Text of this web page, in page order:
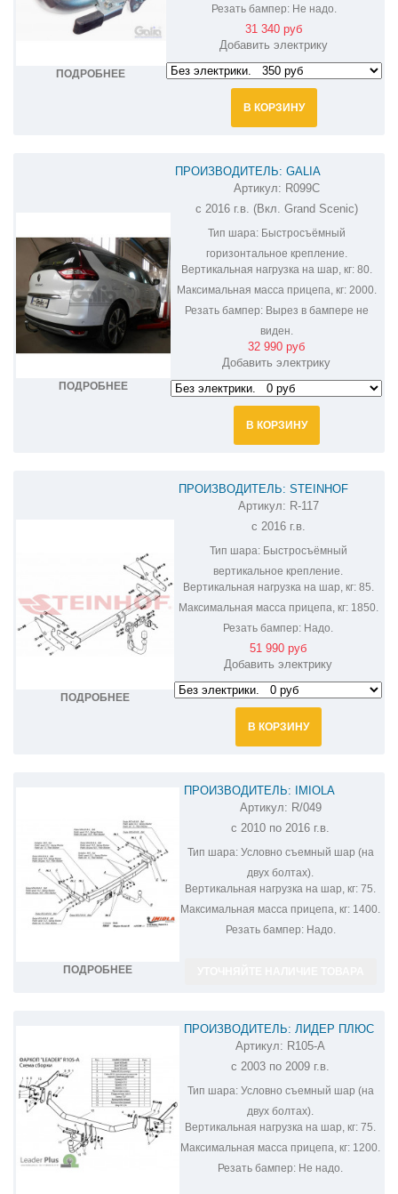
ПОДРОБНЕЕ
Резать бампер:Не надо.
31 340 руб
Добавить электрику
В КОРЗИНУ
ПОДРОБНЕЕ
ПРОИЗВОДИТЕЛЬ: GALIA
ФАРКОП НА RENAULT SCENIC R099C
Артикул: R099C
с 2016 г.в. (Вкл. Grand Scenic)
Тип шара:Быстросъёмный
горизонтальное крепление.
Вертикальная нагрузка на шар, кг:80.
Максимальная масса прицепа, кг:2000.
Резать бампер:Вырез в бампере не
виден.
32 990 руб
Добавить электрику
В КОРЗИНУ
ПОДРОБНЕЕ
ПРОИЗВОДИТЕЛЬ: STEINHOF
ФАРКОП НА RENAULT SCENIC R-117
Артикул: R-117
с 2016 г.в.
Тип шара:Быстросъёмный
вертикальное крепление.
Вертикальная нагрузка на шар, кг:85.
Максимальная масса прицепа, кг:1850.
Резать бампер: Надо.
51 990 руб
Добавить электрику
В КОРЗИНУ
ПОДРОБНЕЕ
ПРОИЗВОДИТЕЛЬ: IMIOLA
ФАРКОП НА RENAULT MEGANE
SCENIC 3 R/049
Артикул: R/049
с 2010 по 2016 г.в.
Тип шара:Условно съемный шар (на
двух болтах).
Вертикальная нагрузка на шар, кг: 75.
Максимальная масса прицепа, кг: 1400.
Резать бампер:Надо.
ПРОИЗВОДИТЕЛЬ: ЛИДЕР ПЛЮС
ФАРКОП НА RENAULT SCENIC R105-A
Артикул: R105-A
с 2003 по 2009 г.в.
Тип шара:Условно съемный шар (на
двух болтах).
Вертикальная нагрузка на шар, кг: 75.
Максимальная масса прицепа, кг: 1200.
Резать бампер: Не надо.